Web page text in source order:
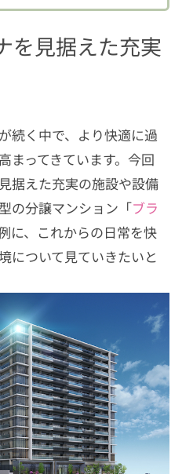
通らずにすぐ着替えら
境でもっと快適に
を見据えた充実
続く中で、より快適に過
まってきています。今回
据えた充実の施設や設備
の分譲マンション「ブラ
に、これからの日常を快
について見ていきたいと